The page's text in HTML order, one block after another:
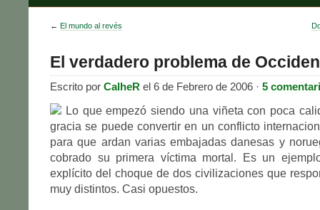
← El mundo al revés
El verdadero problema de
Escrito por CalheR el 6 de Febrero de 2006 · 5
Lo que empezó siendo una viñeta con poca
gracia se puede convertir en un conflicto
para que ardan varias embajadas danesas y
cobrado su primera víctima mortal. Es un
explícito del choque de dos civilizaciones que
muy distintos. Casi opuestos.